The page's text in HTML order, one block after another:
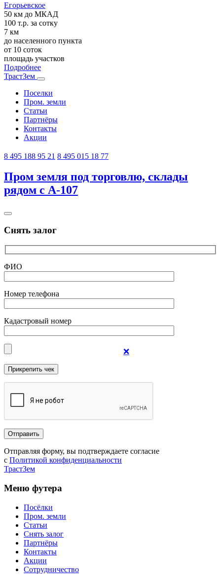
Егорьевское
50 км до МКАД
100 т.р. за сотку
7 км
до населенного пункта
от 10 соток
площадь участков
Подробнее
ТрастЗем
Поселки
Пром. земли
Статьи
Партнёры
Контакты
Акции
8 495 188 95 21 8 495 015 18 77
Пром земля под торговлю, склады
рядом с А-107
Снять залог
ФИО
Номер телефона
Кадастровый номер
❌
Отправляя форму, вы подтверждаете согласие
с Политикой конфиденциальности
ТрастЗем
Меню футера
Посёлки
Пром. земли
Статьи
Снять залог
Партнёры
Контакты
Акции
Сотрудничество